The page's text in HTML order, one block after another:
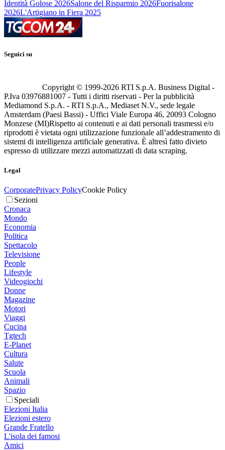
Identità Golose 2026Salone del Risparmio 2026Fuorisalone
2026L'Artigiano in Fiera 2025
Seguici su
Copyright © 1999-2026 RTI S.p.A. Business Digital -
P.Iva 03976881007 - Tutti i diritti riservati - Per la pubblicità
Mediamond S.p.A. - RTI S.p.A., Mediaset N.V., sede legale
Amsterdam (Paesi Bassi) - Uffici Viale Europa 46, 20093 Cologno
Monzese (MI)Rispetto ai contenuti e ai dati personali trasmessi e/o
riprodotti è vietata ogni utilizzazione funzionale all’addestramento di
sistemi di intelligenza artificiale generativa. È altresì fatto divieto
espresso di utilizzare mezzi automatizzati di data scraping.
Legal
CorporatePrivacy PolicyCookie Policy
Sezioni
Cronaca
Mondo
Economia
Politica
Spettacolo
Televisione
People
Lifestyle
Videogiochi
Donne
Magazine
Motori
Viaggi
Cucina
Tgtech
E-Planet
Cultura
Salute
Scuola
Animali
Spazio
Speciali
Elezioni Italia
Elezioni estero
Grande Fratello
L'isola dei famosi
Amici